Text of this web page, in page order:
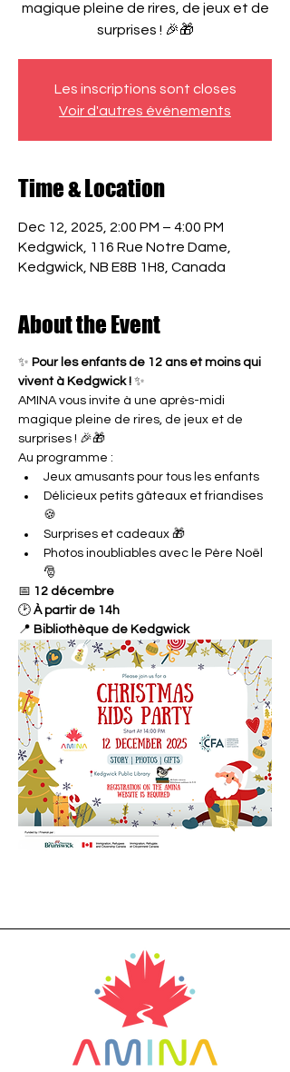
magique pleine de rires, de jeux et de
surprises ! 🎉🎁
Les inscriptions sont closes
Voir d'autres événements
Time & Location
Dec 12, 2025, 2:00 PM – 4:00 PM
Kedgwick, 116 Rue Notre Dame,
Kedgwick, NB E8B 1H8, Canada
About the Event
✨ Pour les enfants de 12 ans et moins qui
vivent à Kedgwick ! ✨
AMINA vous invite à une après-midi
magique pleine de rires, de jeux et de
surprises ! 🎉🎁
Au programme :
Jeux amusants pour tous les enfants
Délicieux petits gâteaux et friandises
🍪
Surprises et cadeaux 🎁
Photos inoubliables avec le Père Noël
🎅
📅 12 décembre
🕑 À partir de 14h
📍 Bibliothèque de Kedgwick